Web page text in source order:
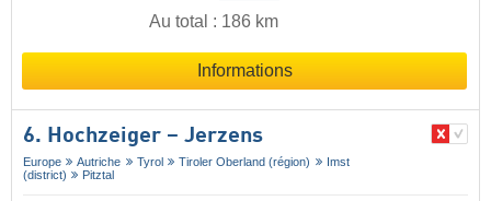
Au total : 186 km
Informations
6. Hochzeiger – Jerzens
Europe Autriche Tyrol Tiroler Oberland (région)
Imst
(district)
Pitztal